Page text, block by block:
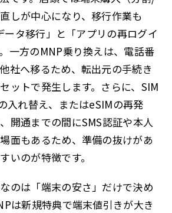
しが中心になり、移行作業も
ータ移行」と「アプリの再ログイ
一方のMNP乗り換えは、電話番
社へ移るため、転出元の手続き
ットで発生します。さらに、SIM
入れ替え、またはeSIMの再発
開通までの間にSMS認証や本人
面もあるため、準備の抜けがあ
いのが特徴です。
のは「端末の安さ」だけで決め
は新規特典で端末値引きが大き